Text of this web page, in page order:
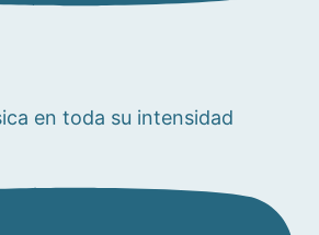
en toda su intensidad